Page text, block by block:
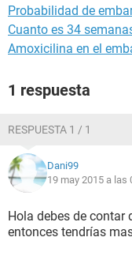
Probabilidad de
Cuanto es 34
Amoxicilina en el
1 respuesta
RESPUESTA 1 / 1
Dani99
19 may 2015 a las
Hola debes de contar
entonces tendrías